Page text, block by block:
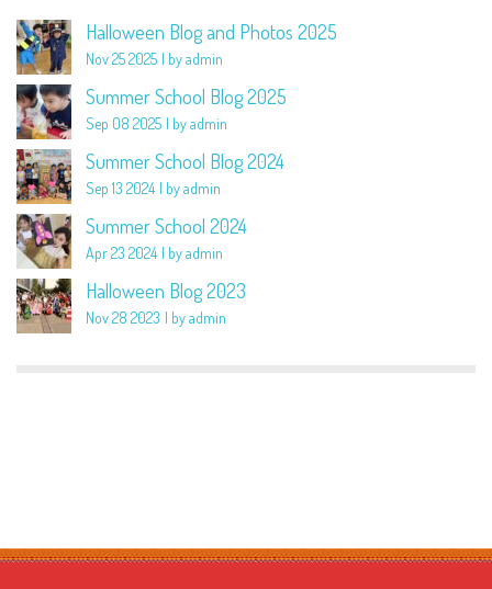
Halloween Blog and Photos 2025
Nov 25 2025 by admin
Summer School Blog 2025
Sep 08 2025 by admin
Summer School Blog 2024
Sep 13 2024 by admin
Summer School 2024
Apr 23 2024 by admin
Halloween Blog 2023
Nov 28 2023 by admin